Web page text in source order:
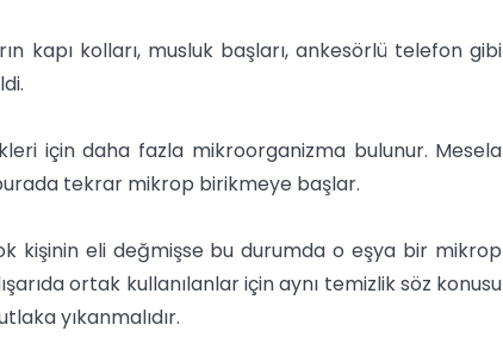
kapı kolları, musluk başları, ankesörlü telefon gibi
için daha fazla mikroorganizma bulunur. Mesela
tekrar mikrop birikmeye başlar.
kişinin eli değmişse bu durumda o eşya bir mikrop
ortak kullanılanlar için aynı temizlik söz konusu
yıkanmalıdır.